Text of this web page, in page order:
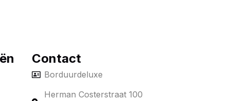
Contact
Borduurdeluxe
Herman Costerstraat 100